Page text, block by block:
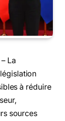
– La
à réduire
sources